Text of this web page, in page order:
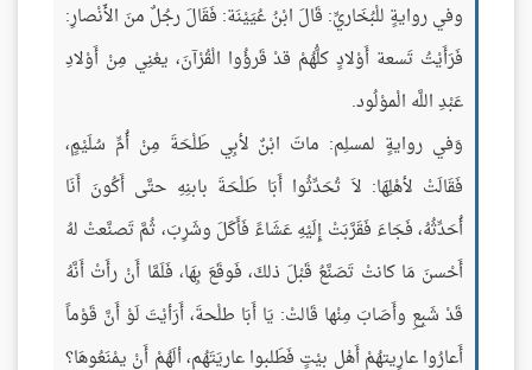
وفي روايةٍ للْبُخَاريِّ: قَالَ ابْنُ عُيَيْنَة: فَقَالَ رجُلٌ منَ الأَنْصارِ:
فَرَأَيْتُ تَسعة أَوْلادٍ كلُّهُمْ قدْ قَرؤُوا الْقُرْآنَ، يعْنِي مِنْ أَوْلادِ
عَبْدِ اللَّه الْموْلُود.
وَفي روايةٍ لمسلِم: ماتَ ابْنٌ لأبِي طَلْحَةَ مِنْ أُمِّ سُلَيْمٍ،
فَقَالَتْ لأهْلِهَا: لاَ تُحَدِّثُوا أَبَا طَلْحَةَ بابنِهِ حتَّى أَكُونَ أَنَا
أُحَدِّثُهُ، فَجَاءَ فَقَرَّبَتْ إِلَيْهِ عَشَاءً فَأَكَلَ وشَرِبَ، ثُمَّ تَصنَّعتْ لهُ
أَحْسنَ مَا كانتْ تَصَنَّعُ قَبْلَ ذلكَ، فَوقَعَ بِهَا، فَلَمَّا أَنْ رأَتْ أَنَّهُ
قَدْ شَبِعِ وأَصَابَ مِنْها قَالتْ: يَا أَبَا طلْحةَ، أَرَأيْتَ لَوْ أَنَّ قَوْماً
أَعارُوا عارِيتهُمْ أَهْل بيْتٍ فَطَلبوا عاريَتَهُم، ألَهُمْ أَنْ يمْنَعُوهَا؟